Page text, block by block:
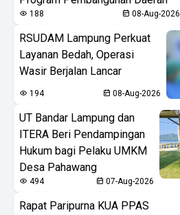
188 08-Aug-2026
RSUDAM Lampung Perkuat
Layanan Bedah, Operasi
Wasir Berjalan Lancar
194 08-Aug-2026
UT Bandar Lampung dan
ITERA Beri Pendampingan
Hukum bagi Pelaku UMKM
Desa Pahawang
494 07-Aug-2026
Rapat Paripurna KUA PPAS